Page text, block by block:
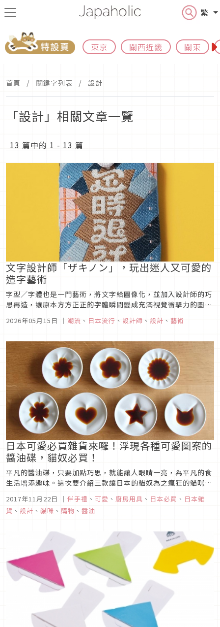
繁
東京 關西近畿 關東
首頁 關鍵字列表 設計
「設計」相關文章一覽
13 篇中的 1 - 13 篇
文字設計師「ザキノン」，玩出迷人又可愛的
造字藝術
字型／字體也是一門藝術，將文字給圖像化，並加入設計師的巧
思再造，讓原本方方正正的字體瞬間變成充滿視覺衝擊力的圖
次文章要介紹一名文字設計師「ザキノン」，就讓我們一起來欣
2026年05月15日 ｜ 潮流 、 日本流行 、 設計師 、 設計 、 藝術
日本可愛必買雜貨來囉！浮現各種可愛圖案的
醬油碟，貓奴必買！
平凡的醬油碟，只要加點巧思，就能讓人眼睛一亮，為平凡的食
生活增添趣味。這次要介紹三款讓日本的貓奴為之瘋狂的貓咪醬
2017年11月22日 ｜ 伴手禮 、 可愛 、 廚房用具 、 日本必買 、 日本雜
貨 、 設計 、 貓咪 、 購物 、 醬油